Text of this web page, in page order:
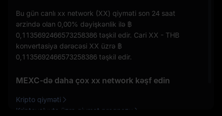
Bu gün canlı xx network (XX) qiyməti son 24 saat
ərzində olan 0,00% dəyişkənlik ilə ฿
0,1135692466573258386 təşkil edir. Cari XX - THB
konvertasiya dərəcəsi XX üzrə ฿
0,1135692466573258386 təşkil edir.
MEXC-də daha çox xx network kəşf edin
Kripto qiyməti
Kriptovalyuta üzrə qiymət proqnozu